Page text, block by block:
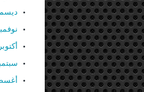
ديسمبر
نوفمبر
أكتوبر
سبتمبر